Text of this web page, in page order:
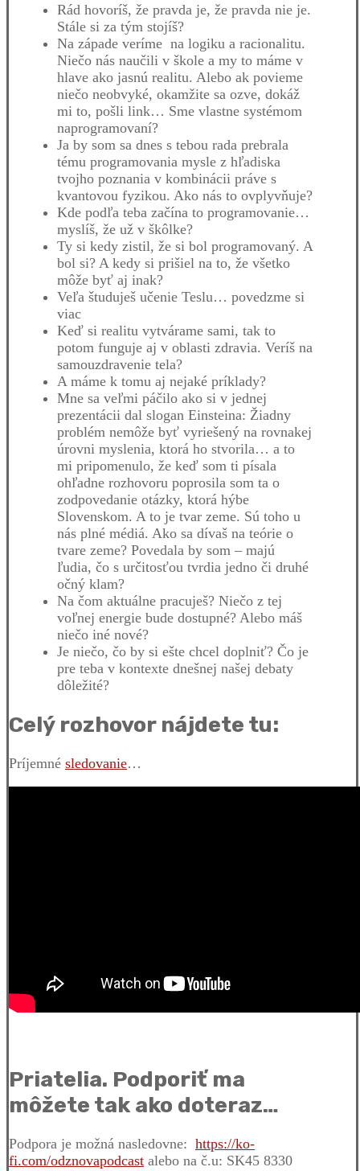
Rád hovoríš, že pravda je, že pravda nie je.
Stále si za tým stojíš?
Na západe veríme na logiku a racionalitu.
Niečo nás naučili v škole a my to máme v
hlave ako jasnú realitu. Alebo ak povieme
niečo neobvyké, okamžite sa ozve, dokáž
mi to, pošli link… Sme vlastne systémom
naprogramovaní?
Ja by som sa dnes s tebou rada prebrala
tému programovania mysle z hľadiska
tvojho poznania v kombinácii práve s
kvantovou fyzikou. Ako nás to ovplyvňuje?
Kde podľa teba začína to programovanie…
myslíš, že už v škôlke?
Ty si kedy zistil, že si bol programovaný. A
bol si? A kedy si prišiel na to, že všetko
môže byť aj inak?
Veľa študuješ učenie Teslu… povedzme si
viac
Keď si realitu vytvárame sami, tak to
potom funguje aj v oblasti zdravia. Veríš na
samouzdravenie tela?
A máme k tomu aj nejaké príklady?
Mne sa veľmi páčilo ako si v jednej
prezentácii dal slogan Einsteina: Žiadny
problém nemôže byť vyriešený na rovnakej
úrovni myslenia, ktorá ho stvorila… a to
mi pripomenulo, že keď som ti písala
ohľadne rozhovoru poprosila som ta o
zodpovedanie otázky, ktorá hýbe
Slovenskom. A to je tvar zeme. Sú toho u
nás plné médiá. Ako sa dívaš na teórie o
tvare zeme? Povedala by som – majú
ľudia, čo s určitosťou tvrdia jedno či druhé
očný klam?
Na čom aktuálne pracuješ? Niečo z tej
voľnej energie bude dostupné? Alebo máš
niečo iné nové?
Je niečo, čo by si ešte chcel doplniť? Čo je
pre teba v kontexte dnešnej našej debaty
dôležité?
Celý rozhovor nájdete tu:
Príjemné sledovanie…
Priatelia. Podporiť ma
môžete tak ako doteraz…
Podpora je možná nasledovne: https://ko-
fi.com/odznovapodcast alebo na č.u: SK45 8330